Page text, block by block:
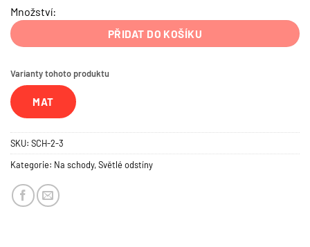
Množství:
PŘIDAT DO KOŠÍKU
Varianty tohoto produktu
MAT
SKU: SCH-2-3
Kategorie: Na schody,Světlé odstíny